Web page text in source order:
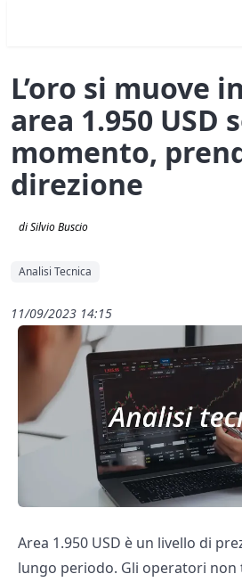
L’oro si muove
area 1.950 USD
momento,
direzione
di Silvio Buscio
Analisi Tecnica
11/09/2023 14:15
Area 1.950 USD è un livello di
lungo periodo. Gli operatori non